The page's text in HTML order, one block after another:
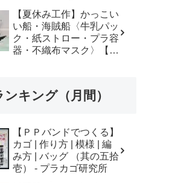
【夏休み工作】かっこい
い船・海賊船〈牛乳パッ
ク・紙ストロー・プラ容
器・不織布マスク〉【自
ンキング（月間）
【ＰＰバンドでつくる】
カゴ | 作り方 | 模様 | 編
み方 | バッグ （其の五拾
壱） - プラカゴ研究所